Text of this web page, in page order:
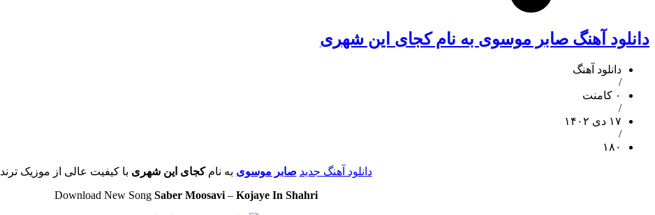
دانلود آهنگ صابر موسوی به نام کجای این شهری
دانلود آهنگ
/
۰ کامنت
/
۱۷ دی ۱۴۰۲
/
۱۸۰
دانلود آهنگ جدید صابر موسوی به نامکجای این شهری با کیفیت عالی از موزیک ترند
Download New Song Saber Moosavi– Kojaye In Shahri